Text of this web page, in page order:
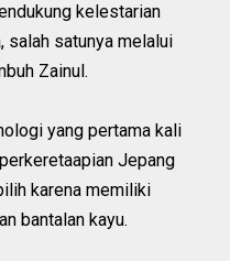
kelestarian
salah satunya melalui
Zainul.
yang pertama kali
Jepang
karena memiliki
bantalan kayu.